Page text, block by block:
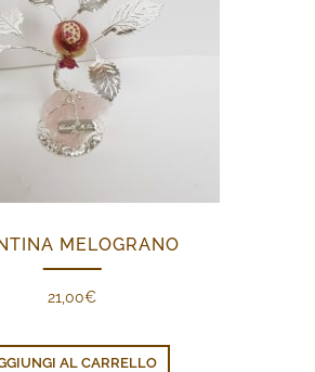
MELOGRANO
21,00€
AL CARRELLO